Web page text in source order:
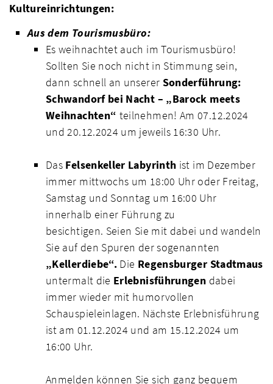
Kultureinrichtungen:
Aus dem Tourismusbüro:
Es weihnachtet auch im Tourismusbüro!
Sollten Sie noch nicht in Stimmung sein,
dann schnell an unserer Sonderführung:
Schwandorf bei Nacht – „Barock meets
Weihnachten“ teilnehmen! Am 07.12.2024
und 20.12.2024 um jeweils 16:30 Uhr.
Das Felsenkeller Labyrinth ist im Dezember
immer mittwochs um 18:00 Uhr oder Freitag,
Samstag und Sonntag um 16:00 Uhr
innerhalb einer Führung zu
besichtigen. Seien Sie mit dabei und wandeln
Sie auf den Spuren der sogenannten
„Kellerdiebe“. Die Regensburger Stadtmaus
untermalt die Erlebnisführungen dabei
immer wieder mit humorvollen
Schauspieleinlagen. Nächste Erlebnisführung
ist am 01.12.2024 und am 15.12.2024 um
16:00 Uhr.
Anmelden können Sie sich ganz bequem